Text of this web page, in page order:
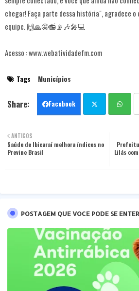
chegar! Faça parte dessa história", agradece
equipe. 🙌🙏🤩📻📡🎶🎤💻
Acesso : www.webatividadefm.com
Tags Municípios
Facebook
ter tsa
Lilás
ANTIGOS
Saúde de Ibicaraí melhora índices no
Previne Brasil
POSTAGEM QUE VOCE PODE SE